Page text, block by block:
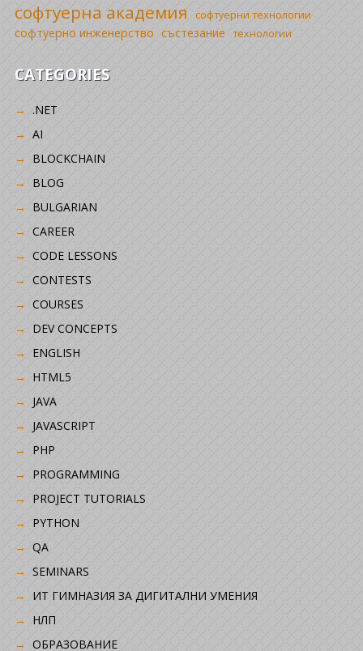
софтуерна академия софтуерни технологии
софтуерно инженерство състезание технологии
CATEGORIES
.NET
AI
BLOCKCHAIN
BLOG
BULGARIAN
CAREER
CODE LESSONS
CONTESTS
COURSES
DEV CONCEPTS
ENGLISH
HTML5
JAVA
JAVASCRIPT
PHP
PROGRAMMING
PROJECT TUTORIALS
PYTHON
QA
SEMINARS
ИТ ГИМНАЗИЯ ЗА ДИГИТАЛНИ УМЕНИЯ
НЛП
ОБРАЗОВАНИЕ